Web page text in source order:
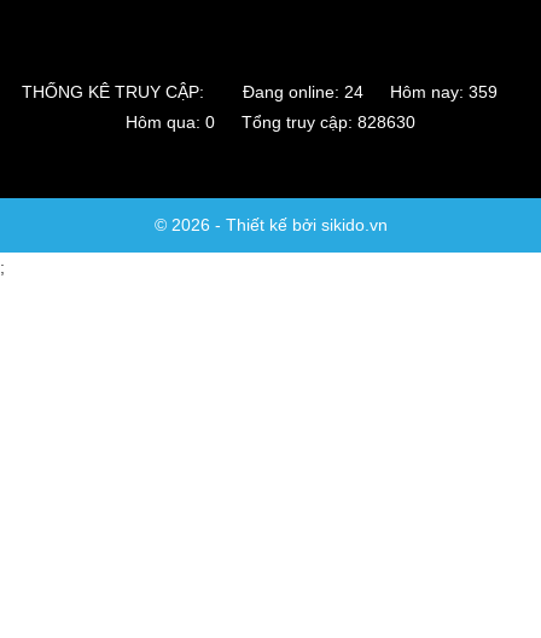
THỐNG KÊ TRUY CẬP:
Đang online: 24 Hôm nay: 359
Hôm qua: 0 Tổng truy cập: 828630
© 2026 - Thiết kế bởi sikido.vn
;